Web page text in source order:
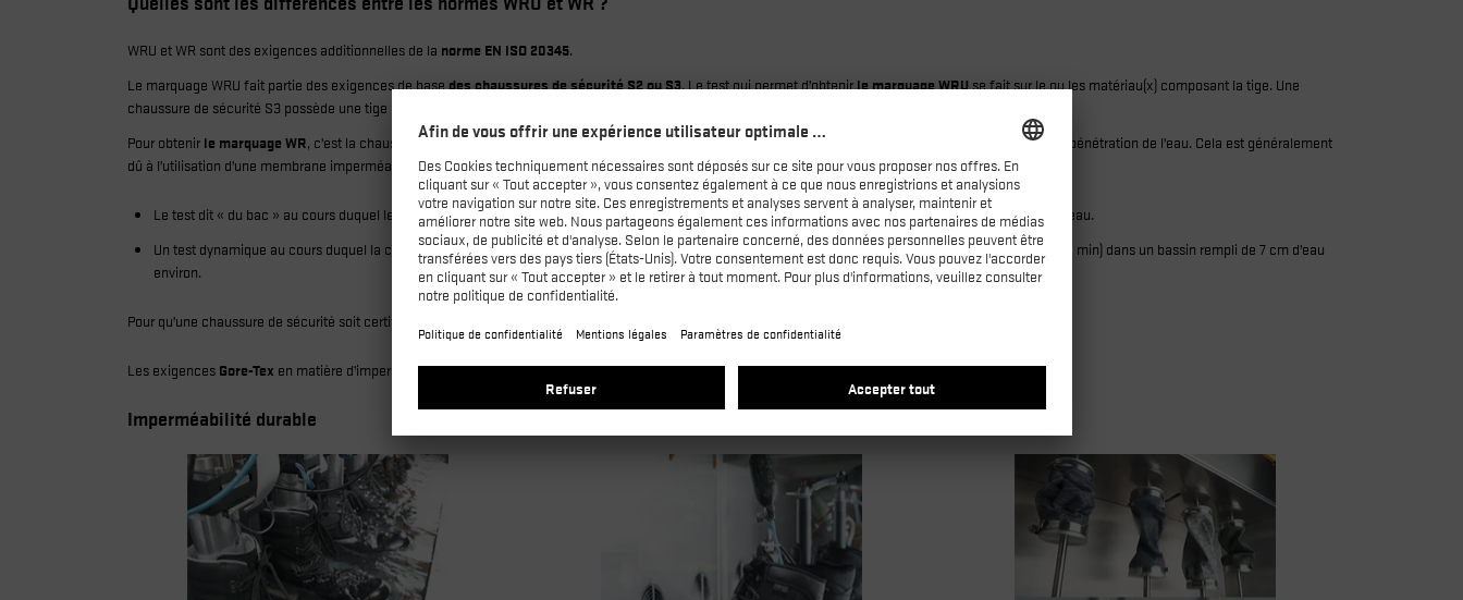
WRU et WR sont des exigences additionnelles de la norme EN ISO 20345.
Le marquage WRU fait partie des exigences de basedes chaussures de sécurité S2 ou S3. Le test qui permet d’obtenirle marquage WRUse fait sur le ou les matériau(x) composant la tige. Une
chaussure de sécurité S3 possède une tige hydrofuge.
Pour obtenir le marquage WR, c’est la chaussure tout entière qui est testée. Le marquage WR atteste quant à lui que la chaussure entière est résistante à la pénétration de l’eau. Cela est généralement
dû à l’utilisation d’une membrane imperméable. Il y a deux tests différents qui permettent d’obtenir le marquage :
Le test dit « du bac » au cours duquel les chaussures sont portées par une personne effectuant 500 pas (ce qui représente environ 15 min) dans 3 cm d’eau.
Un test dynamique au cours duquel la chaussure est placée dans un simulateur de marche et est soumise à 4800 flexions (ce qui représente environ 80 min) dans un bassin rempli de 7 cm d’eau
environ.
Pour qu’une chaussure de sécurité soit certifiée WR, la surface totale de pénétration ne doit pas excéder 3cm².
Les exigences Gore-Tex en matière d’imperméabilité, de respirabilité et de durabilité sont largement supérieures à celles de la norme.
Imperméabilité durable Respirabilité Durabilité